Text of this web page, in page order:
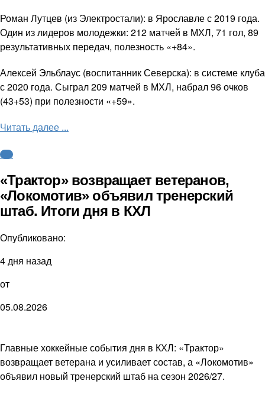
Роман Лутцев (из Электростали): в Ярославле с 2019 года.
Один из лидеров молодежки: 212 матчей в МХЛ, 71 гол, 89
результативных передач, полезность «+84».
Алексей Эльблаус (воспитанник Северска): в системе клуба
с 2020 года. Сыграл 209 матчей в МХЛ, набрал 96 очков
(43+53) при полезности «+59».
Читать далее ...
КХЛ
«Трактор» возвращает ветеранов,
«Локомотив» объявил тренерский
штаб. Итоги дня в КХЛ
Опубликовано:
4 дня назад
от
05.08.2026
Главные хоккейные события дня в КХЛ: «Трактор»
возвращает ветерана и усиливает состав, а «Локомотив»
объявил новый тренерский штаб на сезон 2026/27.